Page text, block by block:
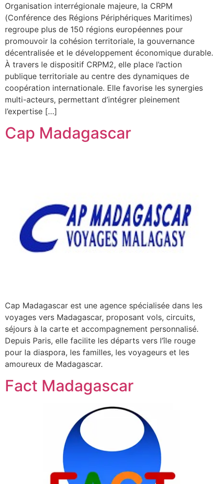
Organisation interrégionale majeure, la CRPM
(Conférence des Régions Périphériques Maritimes)
regroupe plus de 150 régions européennes pour
promouvoir la cohésion territoriale, la gouvernance
décentralisée et le développement économique durable.
À travers le dispositif CRPM2, elle place l’action
publique territoriale au centre des dynamiques de
coopération internationale. Elle favorise les synergies
multi-acteurs, permettant d’intégrer pleinement
l’expertise […]
Cap Madagascar
Cap Madagascar est une agence spécialisée dans les
voyages vers Madagascar, proposant vols, circuits,
séjours à la carte et accompagnement personnalisé.
Depuis Paris, elle facilite les départs vers l’île rouge
pour la diaspora, les familles, les voyageurs et les
amoureux de Madagascar.
Fact Madagascar